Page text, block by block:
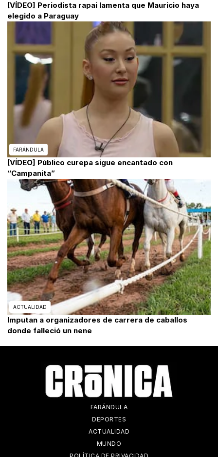
[VÍDEO] Periodista rapai lamenta que Mauricio haya
elegido a Paraguay
FARÁNDULA
[VÍDEO] Público curepa sigue encantado con
“Campanita”
ACTUALIDAD
Imputan a organizadores de carrera de caballos
donde falleció un nene
FARÁNDULA
DEPORTES
ACTUALIDAD
MUNDO